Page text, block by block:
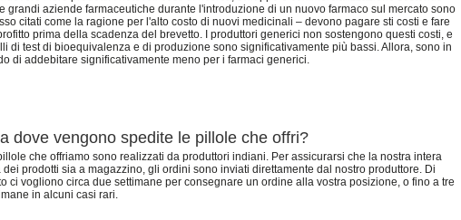
grandi aziende farmaceutiche durante l'introduzione di un nuovo farmaco sul mercato sono
citati come la ragione per l'alto costo di nuovi medicinali – devono pagare sti costi e fare
prima della scadenza del brevetto. I produttori generici non sostengono questi costi, e
di test di bioequivalenza e di produzione sono significativamente più bassi. Allora, sono in
di addebitare significativamente meno per i farmaci generici.
dove vengono spedite le pillole che offri?
che offriamo sono realizzati da produttori indiani. Per assicurarsi che la nostra intera
dei prodotti sia a magazzino, gli ordini sono inviati direttamente dal nostro produttore. Di
ci vogliono circa due settimane per consegnare un ordine alla vostra posizione, o fino a tre
in alcuni casi rari.